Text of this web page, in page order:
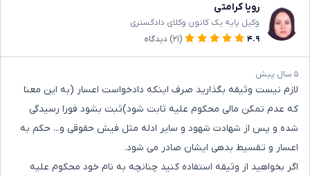
رویا کرامتی
وکیل پایه یک کانون وکلای دادگستری
۴.۹
(۲۱) دیدگاه
۵ سال پیش
لازم نیست وثیقه بگذارید صرف اینکه دادخواست اعسار (به این معنا
که عدم تمکن مالی محکوم علیه ثابت شود)ثبت بشود فورا رسیدگی
شده و پس از شهادت شهود و سایر ادله مثل فیش حقوقی و... حکم به
اعسار و تقسیط بدهی ایشان صادر می شود.
اگر بخواهید از وثیقه استفاده کنید چنانچه به نام خود محکوم علیه